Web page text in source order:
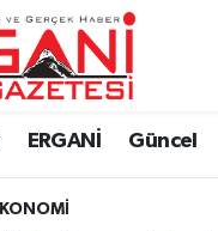
ERGANİ Güncel
Eczaneler
Durumu
Yoğunluk Haritası